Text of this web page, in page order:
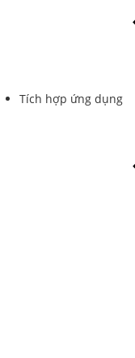
Tích hợp ứng dụng